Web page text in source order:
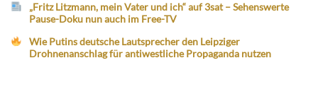
„Fritz Litzmann, mein Vater und ich“ auf 3sat – Sehenswerte
Pause-Doku nun auch im Free-TV
Wie Putins deutsche Lautsprecher den Leipziger
Drohnenanschlag für antiwestliche Propaganda nutzen